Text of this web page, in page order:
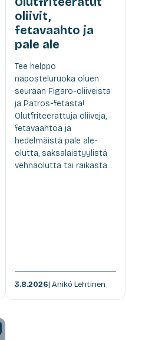
oliivit,
fetavaahto ja
pale ale
Tee helppo
naposteluruoka oluen
seuraan Figaro-oliiveista
ja Patros-fetasta!
Olutfriteerattuja oliiveja,
fetavaahtoa ja
hedelmäistä pale ale-
olutta, saksalaistyylistä
vehnäolutta tai raikasta...
3.8.2026| Anikó Lehtinen